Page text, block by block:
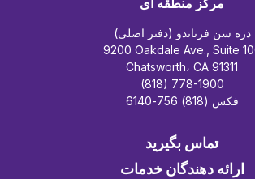
دره سن فرناندو (دفتر اصلی)
9200 Oakdale Ave., Suite
Chatsworth، CA 91311
(818) 778-1900
فکس (818) 756-6140
تماس بگیرید
ارائه دهندگان خدمات